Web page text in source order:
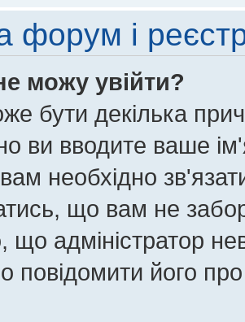
форум і
можу увійти?
бути декілька
ви вводите ваше
вам необхідно
що вам не
адміністратор
повідомити його